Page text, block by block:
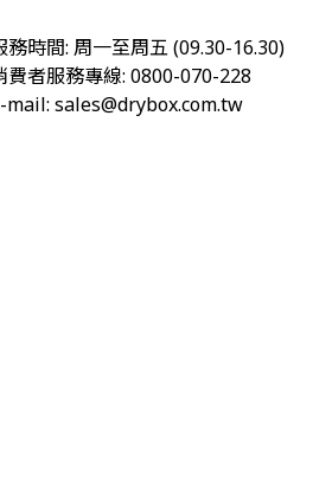
務時間: 周一至周五 (09.30-16.30)
費者服務專線: 0800-070-228
mail: sales@drybox.com.tw